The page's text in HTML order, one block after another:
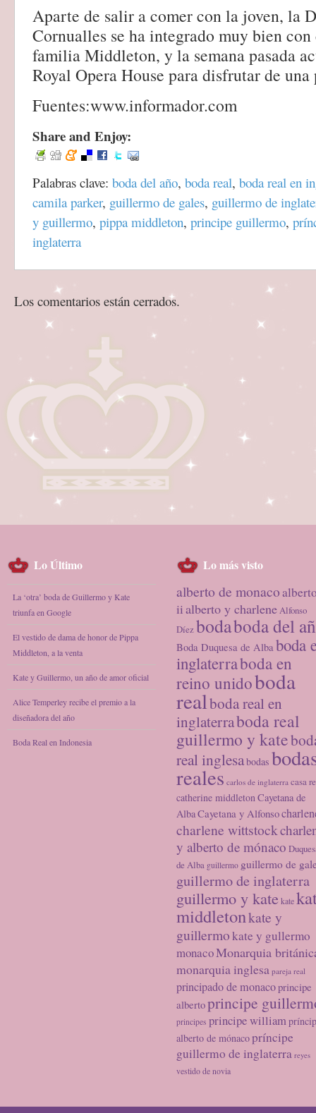
Aparte de salir a comer con la joven, la
Cornualles se ha integrado muy bien
familia Middleton, y la semana pasada
Royal Opera House para disfrutar de una
Fuentes:www.informador.com
Share and Enjoy:
Palabras clave: boda del año, boda real, boda real en
camila parker, guillermo de gales, guillermo de
y guillermo, pippa middleton, principe guillermo,
inglaterra
Los comentarios están cerrados.
Lo Último
La ‘otra’ boda de Guillermo y Kate
triunfa en Google
El vestido de dama de honor de Pippa
Middleton, a la venta
Kate y Guillermo, un año de amor oficial
Alice Temperley recibe el premio a la
diseñadora del año
Boda Real en Indonesia
Lo más visto
alberto de monaco
iialberto y charleneAlfonso
Díezbodaboda del
Boda Duquesa de Alba boda
inglaterraboda en
reino unidoboda
realboda real en
inglaterraboda real
guillermo y kate
real inglesabodas
reales carlos de inglaterra casa
catherine middletonCayetana de
AlbaCayetana y Alfonso
charlene wittstock
y alberto de mónaco
de Alba guillermo guillermo de
guillermo de inglaterra
guillermo y katekate
middletonkate y
guillermokate y gullermo
monacoMonarquia
monarquia inglesa pareja real
principado de monacoprincipe
albertoprincipe
principes principe william
alberto de mónacopríncipe
guillermo de inglaterra reyes
vestido de novia